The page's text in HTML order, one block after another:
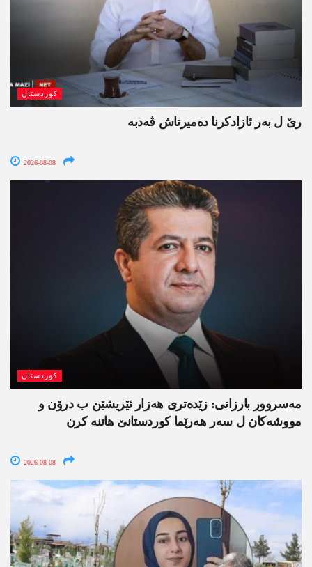
کوردستان
رێ ل بەر ئازادکرنا دەمیرتاش ڤەدبە
2026-08-08
کوردستان
مەسروور بارزانی: زێدەتری ھەزار ئێریشێن ب درۆن و
مووشەکان ل سەر ھەرێما کوردستانێ ھاتنە کرن
2026-08-08